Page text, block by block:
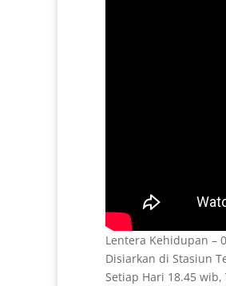
Lentera Kehidupan –
Disiarkan di Stasiun
Setiap Hari 18.45